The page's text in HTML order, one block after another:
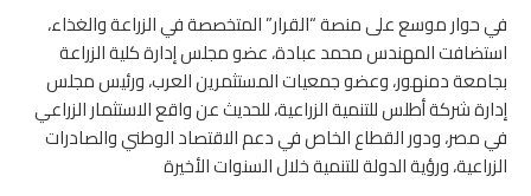
في حوار موسع على منصة “القرار” المتخصصة في الزراعة والغذاء،
استضافت المهندس محمد عبادة، عضو مجلس إدارة كلية الزراعة
بجامعة دمنهور، وعضو جمعيات المستثمرين العرب، ورئيس مجلس
إدارة شركة أطلس للتنمية الزراعية، للحديث عن واقع الاستثمار الزراعي
في مصر، ودور القطاع الخاص في دعم الاقتصاد الوطني والصادرات
الزراعية، ورؤية الدولة للتنمية خلال السنوات الأخيرة